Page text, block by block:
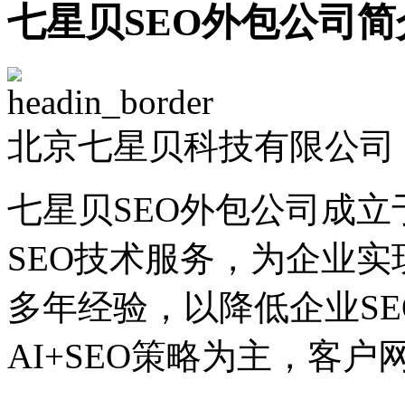
七星贝SEO外包公司简
北京七星贝科技有限公
七星贝SEO外包公司成
SEO技术服务，为企业
多年经验，以降低企业
AI+SEO策略为主，客户